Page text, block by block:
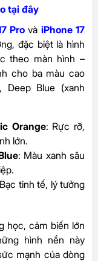
tại đây
Provà iPhone 17
đặc biệt là hình
theo màn hình –
cho ba màu cao
Deep Blue (xanh
Orange: Rực rỡ,
lớn.
: Màu xanh sâu
tinh tế, lý tưởng
học, cảm biến lớn
hình nền này
mạnh của dòng